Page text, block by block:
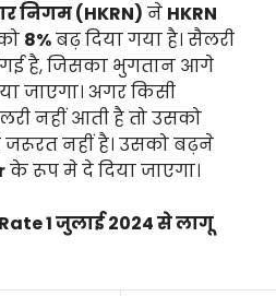
निगम (HKRN) ने HKRN
8%बढ़ दिया गया है। सैलरी
है, जिसका भुगतान आगे
जाएगा। अगर किसी
नहीं आती है तो उसको
नहीं है। उसको बढ़ने
के रूप मे दे दिया जाएगा।
1 जुलाई 2024 से लागू